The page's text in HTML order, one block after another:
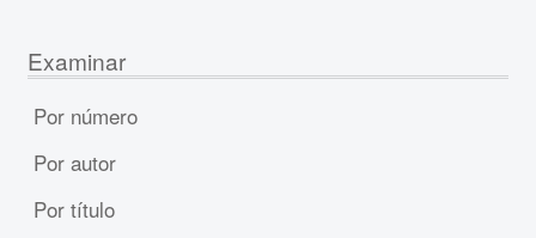
Examinar
Por número
Por autor
Por título